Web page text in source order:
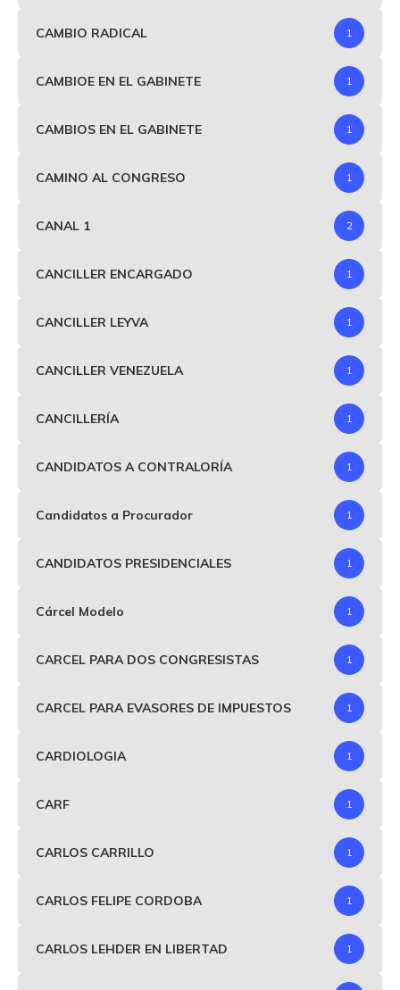
CAMBIO RADICAL 1
CAMBIOE EN EL GABINETE 1
CAMBIOS EN EL GABINETE 1
CAMINO AL CONGRESO 1
CANAL 1 2
CANCILLER ENCARGADO 1
CANCILLER LEYVA 1
CANCILLER VENEZUELA 1
CANCILLERÍA 1
CANDIDATOS A CONTRALORÍA 1
Candidatos a Procurador 1
CANDIDATOS PRESIDENCIALES 1
Cárcel Modelo 1
CARCEL PARA DOS CONGRESISTAS 1
CARCEL PARA EVASORES DE IMPUESTOS 1
CARDIOLOGIA 1
CARF 1
CARLOS CARRILLO 1
CARLOS FELIPE CORDOBA 1
CARLOS LEHDER EN LIBERTAD 1